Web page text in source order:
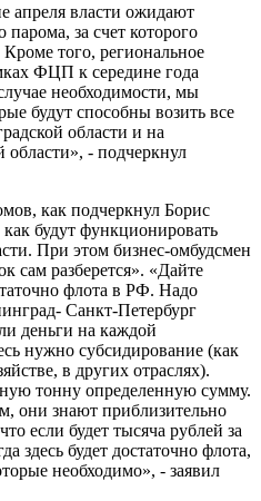
апреля власти ожидают
за счет которого
Кроме того, региональное
ФЦП к середине года
необходимости, мы
будут способны возить все
области и на
- подчеркнул
как подчеркнул Борис
как будут функционировать
При этом бизнес-омбудсмен
сам разберется». «Дайте
флота в РФ. Надо
Санкт-Петербург
деньги на каждой
нужно субсидирование (как
в других отраслях).
тонну определенную сумму.
они знают приблизительно
если будет тысяча рублей за
здесь будет достаточно флота,
необходимо», - заявил